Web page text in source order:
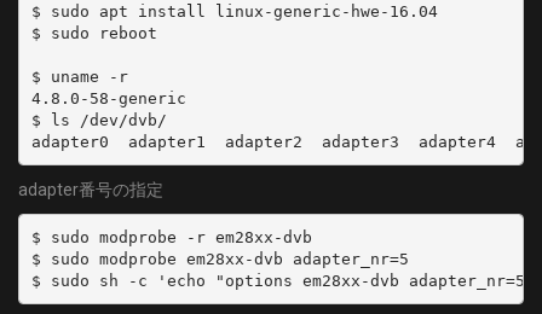
$ sudo apt install linux-generic-hwe-16.04
$ sudo reboot
$ uname -r
4.8.0-58-generic
$ ls /dev/dvb/
adapter番号の指定
$ sudo modprobe -r em28xx-dvb
$ sudo modprobe em28xx-dvb adapter_nr=5